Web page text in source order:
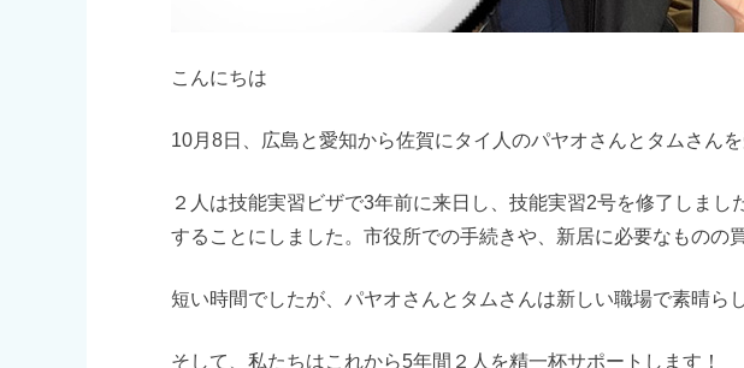
こんにちは
10月8日、広島と愛知から佐賀にタイ人のパヤオさんとタムさん
２人は技能実習ビザで3年前に来日し、技能実習2号を修了しま
することにしました。市役所での手続きや、新居に必要なものの
短い時間でしたが、パヤオさんとタムさんは新しい職場で素晴ら
そして、私たちはこれから5年間２人を精一杯サポートします！